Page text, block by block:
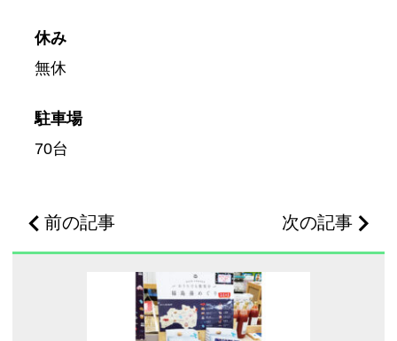
休み
無休
駐車場
70台
前の記事 次の記事